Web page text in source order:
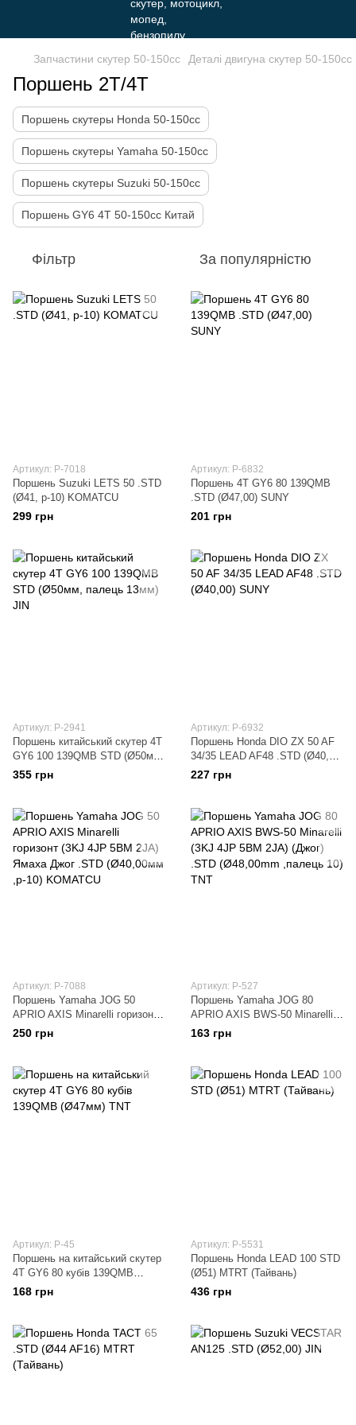
Запчастини скутер 50-150cc Деталі двигуна скутер 50-150cc
Поршень 2Т/4Т
Поршень скутеры Honda 50-150cc
Поршень скутеры Yamaha 50-150cc
Поршень скутеры Suzuki 50-150cc
Поршень GY6 4T 50-150cc Китай
Фільтр За популярністю
Артикул: P-7018
Поршень Suzuki LETS 50 .STD
(Ø41, p-10) KOMATCU
299 грн
Артикул: P-6832
Поршень 4T GY6 80 139QMB
.STD (Ø47,00) SUNY
201 грн
Артикул: P-2941
Поршень китайський скутер 4T
GY6 100 139QMB STD (Ø50мм,
палець 13мм) JIN
355 грн
Артикул: P-6932
Поршень Honda DIO ZX 50 AF
34/35 LEAD AF48 .STD (Ø40,00)
SUNY
227 грн
Артикул: P-7088
Поршень Yamaha JOG 50
APRIO AXIS Minarelli горизонт
(3KJ 4JP 5BM 2JA) Ямаха
Джог .STD (Ø40,00мм ,p-10)
250 грн
Артикул: P-527
Поршень Yamaha JOG 80
APRIO AXIS BWS-50 Minarelli
(3KJ 4JP 5BM 2JA) (Джог) .STD
(Ø48,00mm ,палець 10) TNT
163 грн
Артикул: P-45
Поршень на китайський скутер
4T GY6 80 кубів 139QMB
(Ø47мм) TNT
168 грн
Артикул: P-5531
Поршень Honda LEAD 100 STD
(Ø51) MTRT (Тайвань)
436 грн